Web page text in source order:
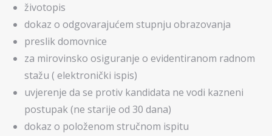
životopis
dokaz o odgovarajućem stupnju obrazovanja
preslik domovnice
za mirovinsko osiguranje o evidentiranom radnom
stažu ( elektronički ispis)
uvjerenje da se protiv kandidata ne vodi kazneni
postupak (ne starije od 30 dana)
dokaz o položenom stručnom ispitu